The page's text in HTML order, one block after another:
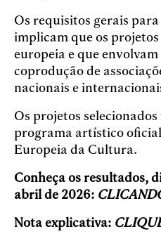
Os requisitos gerais para
implicam que os
europeia e que
coprodução de
nacionais e
Os projetos
programa artístico
Europeia da Cultura.
Conheça os resultados,
abril de 2026:
Nota explicativa: